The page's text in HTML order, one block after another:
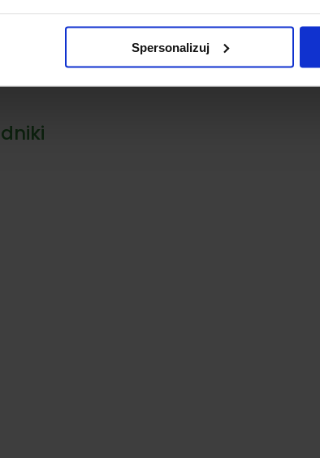
Spersonalizuj
do
Cantaloupe’
wąskolistna 'Hidcote
Compact’
10,00zł